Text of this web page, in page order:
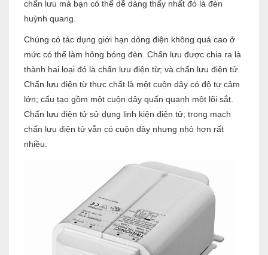
chấn lưu mà bạn có thể dễ dàng thấy nhất đó là đèn
huỳnh quang.
Chúng có tác dụng giới hạn dòng điện không quá cao ở
mức có thể làm hỏng bóng đèn. Chấn lưu được chia ra là
thành hai loại đó là chấn lưu điện từ; và chấn lưu điện tử.
Chấn lưu điện từ thực chất là một cuộn dây có độ tự cảm
lớn; cấu tạo gồm một cuộn dây quấn quanh một lõi sắt.
Chấn lưu điện tử sử dụng linh kiện điện tử; trong mạch
chấn lưu điện tử vẫn có cuộn dây nhưng nhỏ hơn rất
nhiều.